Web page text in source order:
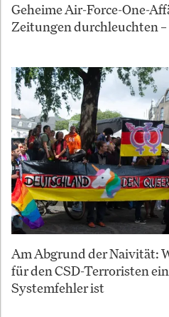
Geheime Air-Force-One-
Zeitungen durchleuchten
Am Abgrund der Naivität:
für den CSD-Terroristen
Systemfehler ist